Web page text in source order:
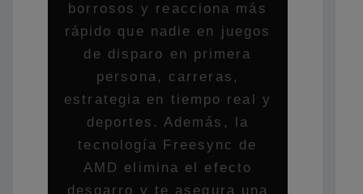
borrosos y reacciona más
rápido que nadie en juegos
de disparo en primera
persona, carreras,
estrategia en tiempo real y
deportes. Además, la
tecnología Freesync de
AMD elimina el efecto
desgarro y te asegura una